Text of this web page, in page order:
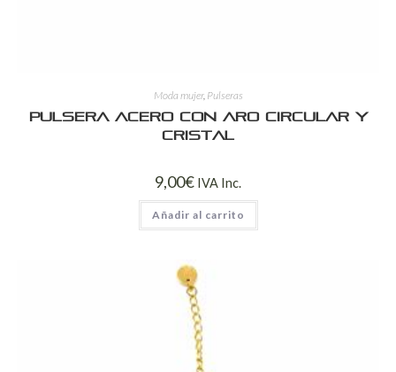
Moda mujer, Pulseras
Pulsera Acero con Aro Circular y
Cristal
9,00€ IVA Inc.
Añadir al carrito